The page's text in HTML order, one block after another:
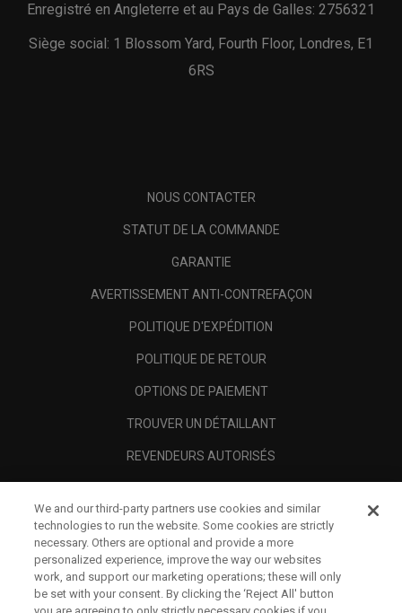
Enregistré en Angleterre et au Pays de Galles: 2756321
Siège social: 1 Blossom Yard, Fourth Floor, Londres, E1
6RS
NOUS CONTACTER
STATUT DE LA COMMANDE
GARANTIE
AVERTISSEMENT ANTI-CONTREFAÇON
POLITIQUE D'EXPÉDITION
POLITIQUE DE RETOUR
OPTIONS DE PAIEMENT
TROUVER UN DÉTAILLANT
REVENDEURS AUTORISÉS
A PROPOS
MENTIONS LÉGALES
We and our third-party partners use cookies and similar
technologies to run the website. Some cookies are strictly
necessary. Others are optional and provide a more
personalized experience, improve the way our websites
work, and support our marketing operations; these will only
be set with your consent. By clicking the ‘Reject All' button